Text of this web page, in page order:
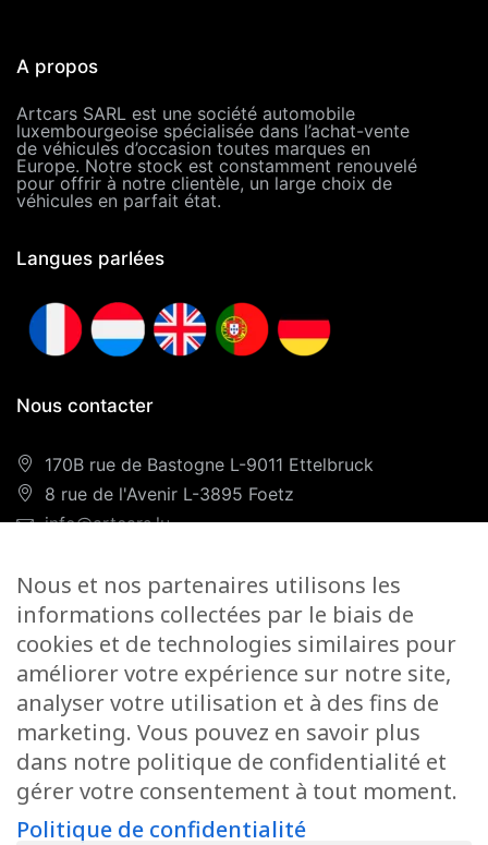
A propos
Artcars SARL est une société automobile
luxembourgeoise spécialisée dans l’achat-vente
de véhicules d’occasion toutes marques en
Europe. Notre stock est constamment renouvelé
pour offrir à notre clientèle, un large choix de
véhicules en parfait état.
Langues parlées
Nous contacter
170B rue de Bastogne L-9011 Ettelbruck
8 rue de l'Avenir L-3895 Foetz
info@artcars.lu
GSM : +352 661 701 701
Nos horaires
Lundi-Vendredi :9H00/12H00 & 13H00/18H00
Samedi :
Foetz : 9H00/12H00
Ettelbruck :9H00/12H00
Fermé le dimanche
Nous et nos partenaires utilisons les
informations collectées par le biais de
cookies et de technologies similaires pour
améliorer votre expérience sur notre site,
analyser votre utilisation et à des fins de
marketing. Vous pouvez en savoir plus
dans notre politique de confidentialité et
gérer votre consentement à tout moment.
Politique de confidentialité